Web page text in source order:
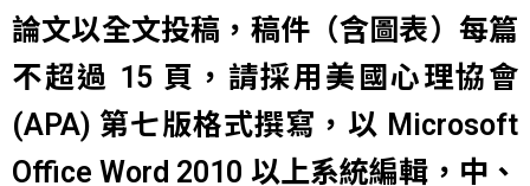
論文以全文投稿，稿件（含圖表）每篇
不超過 15 頁，請採用美國心理協會
(APA) 第七版格式撰寫，以 Microsoft
Office Word 2010 以上系統編輯，中、